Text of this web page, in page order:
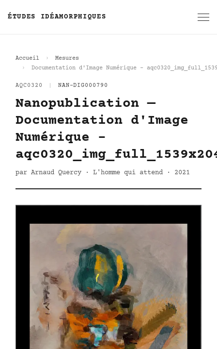
ÉTUDES IDÉAMORPHIQUES
Accueil
Mesures
Documentation d'Image Numérique -
AQC0320 NAN-DIG000790
Nanopublication —
Documentation d'Image
Numérique -
par Arnaud Quercy · L'homme qui attend · 2021